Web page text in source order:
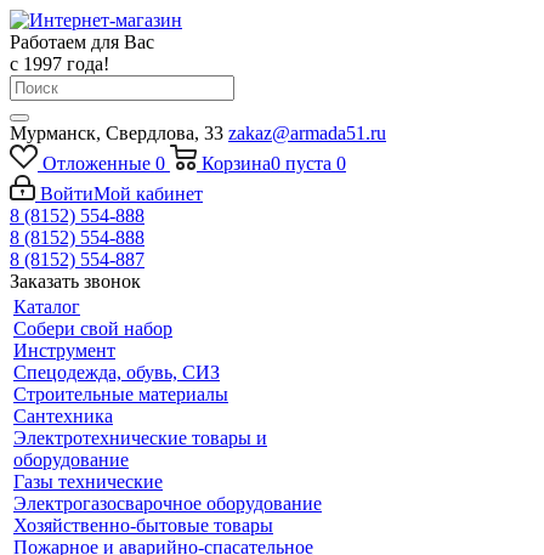
Работаем для Вас
с 1997 года!
Мурманск, Свердлова, 33 zakaz@armada51.ru
Отложенные 0 Корзина0 пуста 0
ВойтиМой кабинет
8 (8152) 554-888
8 (8152) 554-888
8 (8152) 554-887
Заказать звонок
Каталог
Собери свой набор
Инструмент
Спецодежда, обувь, СИЗ
Строительные материалы
Сантехника
Электротехнические товары и
оборудование
Газы технические
Электрогазосварочное оборудование
Хозяйственно-бытовые товары
Пожарное и аварийно-спасательное